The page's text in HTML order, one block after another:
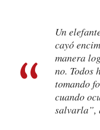
Un
cayó
manera
no. Todos
tomando
cuando
salvarla”,